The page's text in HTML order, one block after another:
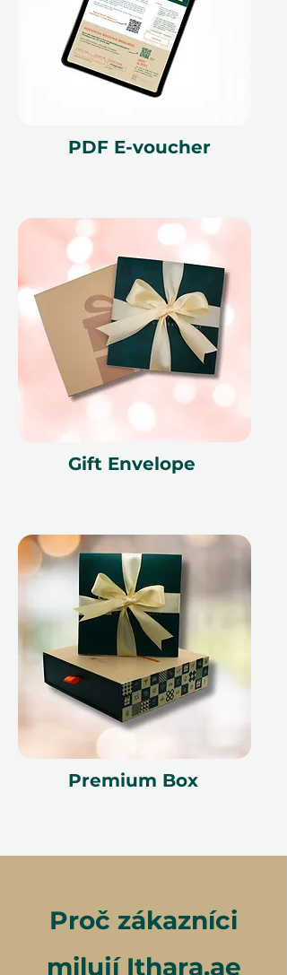
Rezervace je hladce zpracována
prostřednictvím naší platformy a
pokud zážitek není úplně ideální,
Ithara.ae nabízí možnost bezplatné
výměny pro klid na duši.
než jen aktivita. Je to silné
připomenutí, že ty nejlepší dárky
jsou ty, které rozproudí vaše srdce a
vytvářejí příběhy, které stojí za to
sdílet.
Podmínky
dobu 12 měsíců a obsahuje unikátní
referenční ID kód, může být
uplatněn pouze jednou, nelze jej
vyměnit za hotovost, nelze jej
nahradit, pokud bude ztracen a
není vratný. Dárkový voucher musí
být uveden v okamžiku uplatnění a
může být uplatněn pouze na
ithara.ae. Je nutné provést
rezervaci předem a je předmětem
den nemohou být kvůli našim
partnerům akceptovány. Zrušení
PDF E-voucher
Gift Envelope
Premium Box
Proč zákazníci
milují Ithara.ae